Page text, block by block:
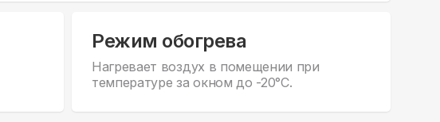
Режим обогрева
Нагревает воздух в помещении при
температуре за окном до -20°С.